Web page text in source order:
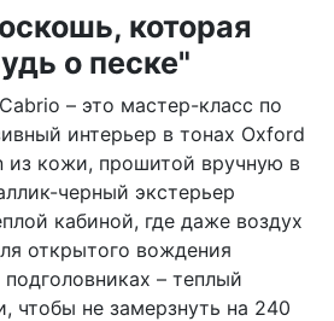
которая
о песке"
– это мастер-класс по
интерьер в тонах Oxford
из кожи, прошитой вручную в
черный экстерьер
кабиной, где даже воздух
открытого вождения
– теплый
чтобы не замерзнуть на 240